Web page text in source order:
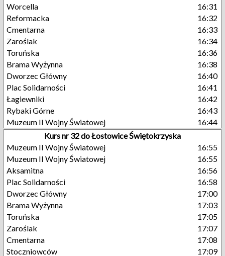
Worcella
16:31
Reformacka
16:32
Cmentarna
16:33
Zaroślak
16:34
Toruńska
16:36
Brama Wyżynna
16:38
Dworzec Główny
16:40
Plac Solidarności
16:41
Łagiewniki
16:42
Rybaki Górne
16:43
Muzeum II Wojny Światowej
16:44
Kurs nr 32 do Łostowice Świętokrzyska
Muzeum II Wojny Światowej
16:55
Muzeum II Wojny Światowej
16:55
Aksamitna
16:56
Plac Solidarności
16:58
Dworzec Główny
17:00
Brama Wyżynna
17:03
Toruńska
17:05
Zaroślak
17:07
Cmentarna
17:08
Stoczniowców
17:09